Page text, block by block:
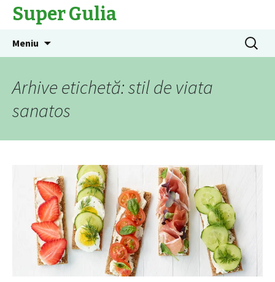
Super Gulia
Meniu
Caută
după:
Arhive etichetă: stil de viata
sanatos